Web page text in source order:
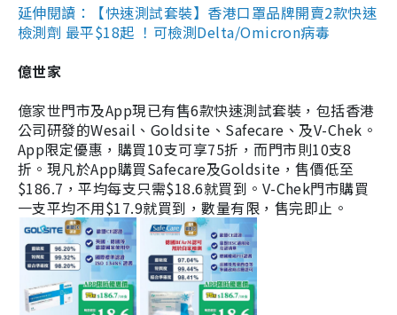
延伸閱讀：【快速測試套裝】香港口罩品牌開賣2款快速
檢測劑 最平$18起 ！可檢測Delta/Omicron病毒
億世家
億家世門市及App現已有售6款快速測試套裝，包括香港
公司研發的Wesail、Goldsite、Safecare、及V-Chek。
App限定優惠，購買10支可享75折，而門市則10支8
折。現凡於App購買Safecare及Goldsite，售價低至
$186.7，平均每支只需$18.6就買到。V-Chek門市購買
一支平均不用$17.9就買到，數量有限，售完即止。